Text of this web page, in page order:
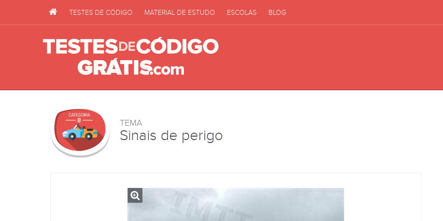
TESTES DE CÓDIGO MATERIAL DE ESTUDO ESCOLAS BLOG
TEMA
Sinais de perigo